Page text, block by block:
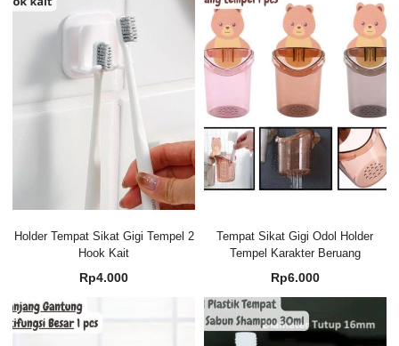
hingga
Rp19.500
Holder Tempat Sikat Gigi Tempel 2
Hook Kait
Rp4.000
Tempat Sikat Gigi Odol Holder
Tempel Karakter Beruang
Rp6.000